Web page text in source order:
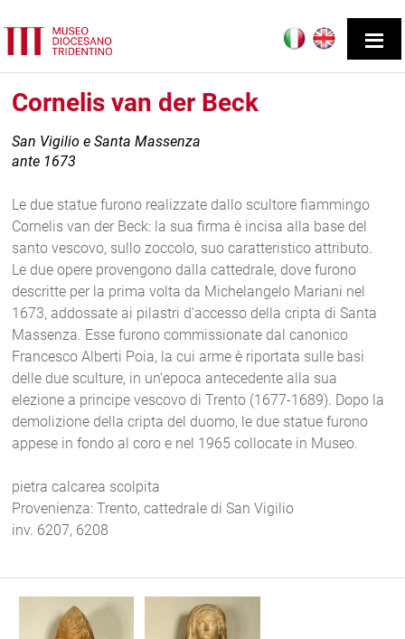
Cornelis van der Beck
San Vigilio e Santa Massenza
ante 1673
Le due statue furono realizzate dallo scultore fiammingo
Cornelis van der Beck: la sua firma è incisa alla base del
santo vescovo, sullo zoccolo, suo caratteristico attributo.
Le due opere provengono dalla cattedrale, dove furono
descritte per la prima volta da Michelangelo Mariani nel
1673, addossate ai pilastri d'accesso della cripta di Santa
Massenza. Esse furono commissionate dal canonico
Francesco Alberti Poia, la cui arme è riportata sulle basi
delle due sculture, in un'epoca antecedente alla sua
elezione a principe vescovo di Trento (1677-1689). Dopo la
demolizione della cripta del duomo, le due statue furono
appese in fondo al coro e nel 1965 collocate in Museo.
pietra calcarea scolpita
Provenienza: Trento, cattedrale di San Vigilio
inv. 6207, 6208